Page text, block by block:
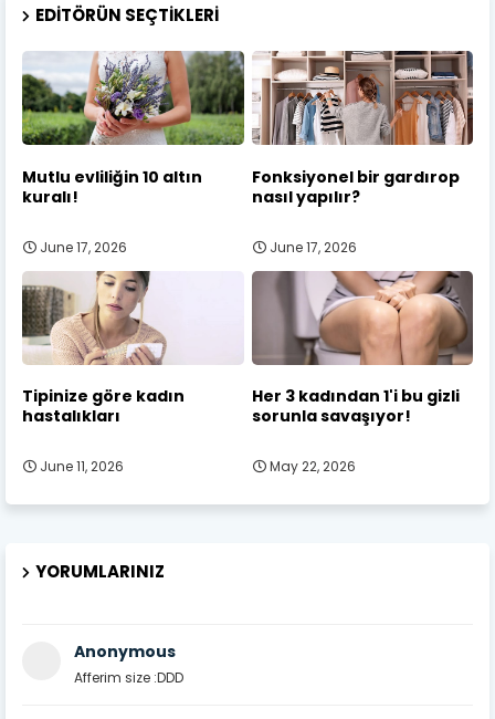
EDITÖRÜN SEÇTIKLERI
Mutlu evliliğin 10 altın
kuralı!
June 17, 2026
Fonksiyonel bir gardırop
nasıl yapılır?
June 17, 2026
Tipinize göre kadın
hastalıkları
June 11, 2026
Her 3 kadından 1'i bu gizli
sorunla savaşıyor!
May 22, 2026
YORUMLARINIZ
Anonymous
Afferim size :DDD